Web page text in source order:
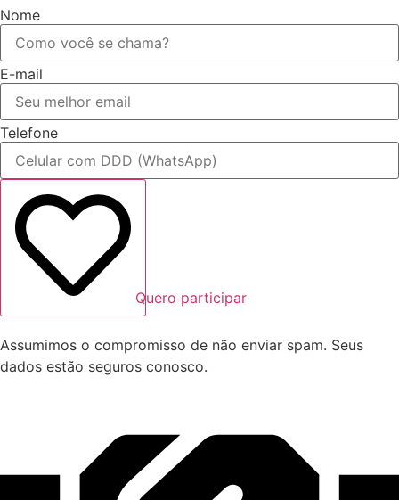
Nome
E-mail
Telefone
Quero participar
Assumimos o compromisso de não enviar spam. Seus
dados estão seguros conosco.